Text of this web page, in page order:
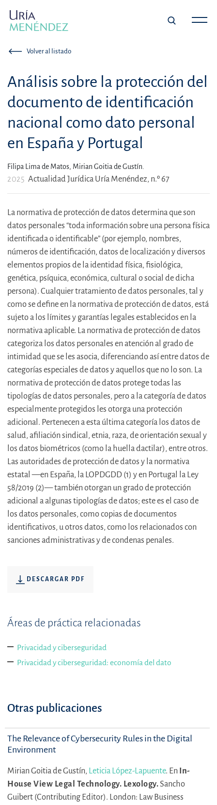
Volver al listado
Análisis sobre la protección del
documento de identificación
nacional como dato personal
en España y Portugal
Filipa Lima de Matos, Mirian Goitia de Gustín.
2025 Actualidad Jurídica Uría Menéndez, n.º 67
La normativa de protección de datos determina que son
datos personales “toda información sobre una persona física
identificada o identificable” (por ejemplo, nombres,
números de identificación, datos de localización y diversos
elementos propios de la identidad física, fisiológica,
genética, psíquica, económica, cultural o social de dicha
persona). Cualquier tratamiento de datos personales, tal y
como se define en la normativa de protección de datos, está
sujeto a los límites y garantías legales establecidos en la
normativa aplicable. La normativa de protección de datos
categoriza los datos personales en atención al grado de
intimidad que se les asocia, diferenciando así entre datos de
categorías especiales de datos y aquellos que no lo son. La
normativa de protección de datos protege todas las
tipologías de datos personales, pero a la categoría de datos
especialmente protegidos les otorga una protección
adicional. Pertenecen a esta última categoría los datos de
salud, afiliación sindical, etnia, raza, de orientación sexual y
los datos biométricos (como la huella dactilar), entre otros.
Las autoridades de protección de datos y la normativa
estatal —en España, la LOPDGDD (1) y en Portugal la Ley
58/2019 (2)— también otorgan un grado de protección
adicional a algunas tipologías de datos; este es el caso de
los datos personales, como copias de documentos
identificativos, u otros datos, como los relacionados con
sanciones administrativas y de condenas penales.
DESCARGAR PDF
Áreas de práctica relacionadas
Privacidad y ciberseguridad
Privacidad y ciberseguridad: economía del dato
Otras publicaciones
The Relevance of Cybersecurity Rules in the Digital
Environment
Mirian Goitia de Gustín, Leticia López-Lapuente. En In-
House View Legal Technology. Lexology.Sancho
Guibert (Contributing Editor). London: Law Business